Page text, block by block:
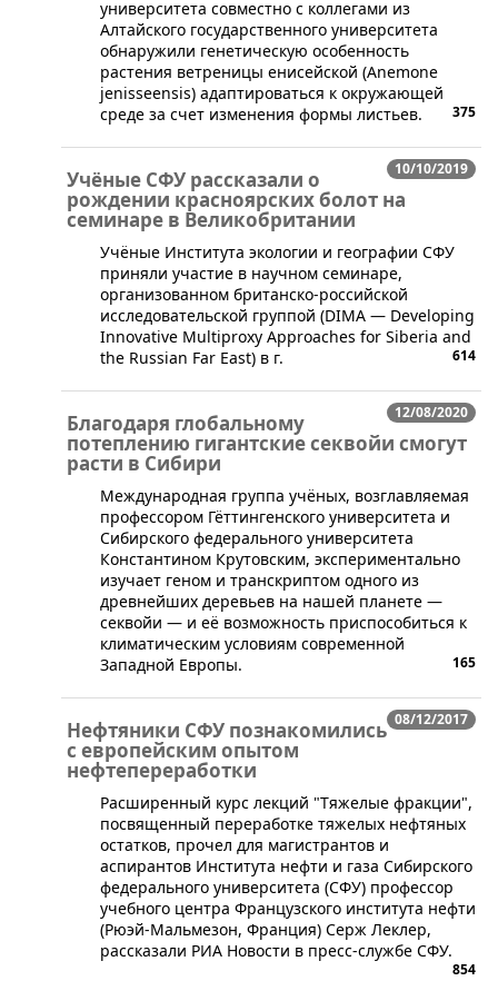
университета совместно с коллегами из
Алтайского государственного университета
обнаружили генетическую особенность
растения ветреницы енисейской (Anemone
jenisseensis) адаптироваться к окружающей
среде за счет изменения формы листьев.
375
10/10/2019
Учёные СФУ рассказали о
рождении красноярских болот на
семинаре в Великобритании
​Учёные Института экологии и географии СФУ
приняли участие в научном семинаре,
организованном британско-российской
исследовательской группой (DIMA — Developing
Innovative Multiproxy Approaches for Siberia and
the Russian Far East) в г.
614
12/08/2020
Благодаря глобальному
потеплению гигантские секвойи смогут
расти в Сибири
​Международная группа учёных, возглавляемая
профессором Гёттингенского университета и
Сибирского федерального университета
Константином Крутовским, экспериментально
изучает геном и транскриптом одного из
древнейших деревьев на нашей планете —
секвойи — и её возможность приспособиться к
климатическим условиям современной
Западной Европы.
165
08/12/2017
Нефтяники СФУ познакомились
с европейским опытом
нефтепереработки
​Расширенный курс лекций "Тяжелые фракции",
посвященный переработке тяжелых нефтяных
остатков, прочел для магистрантов и
аспирантов Института нефти и газа Сибирского
федерального университета (СФУ) профессор
учебного центра Французского института нефти
(Рюэй-Мальмезон, Франция) Серж Леклер,
рассказали РИА Новости в пресс-службе СФУ.
854